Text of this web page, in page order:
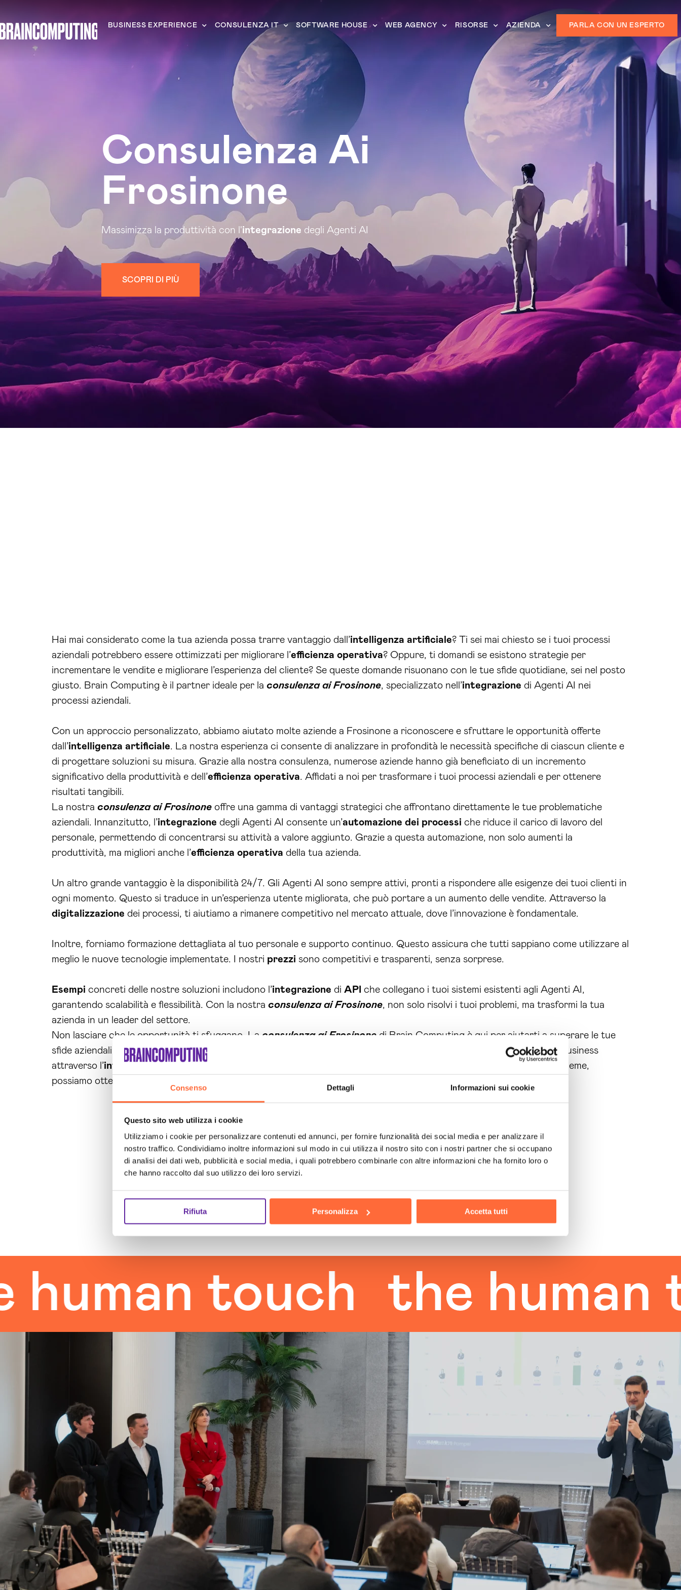
Consenso Dettagli Informazioni sui cookie
Questo sito web utilizza i cookie
Utilizziamo i cookie per personalizzare contenuti ed annunci, per fornire funzionalità dei social media e per analizzare il
nostro traffico. Condividiamo inoltre informazioni sul modo in cui utilizza il nostro sito con i nostri partner che si occupano
di analisi dei dati web, pubblicità e social media, i quali potrebbero combinarle con altre informazioni che ha fornito loro o
che hanno raccolto dal suo utilizzo dei loro servizi.
Rifiuta Personalizza Accetta tutti
BUSINESS EXPERIENCE CONSULENZA IT SOFTWARE HOUSE WEB AGENCY RISORSE AZIENDA PARLA CON UN ESPERTO
Consulenza Ai
Frosinone
Massimizza la produttività con l'integrazione degli Agenti AI
SCOPRI DI PIÙ
Hai mai considerato come la tua azienda possa trarre vantaggio dall’intelligenza artificiale? Ti sei mai chiesto se i tuoi processi
aziendali potrebbero essere ottimizzati per migliorare l’efficienza operativa? Oppure, ti domandi se esistono strategie per
incrementare le vendite e migliorare l’esperienza del cliente? Se queste domande risuonano con le tue sfide quotidiane, sei nel posto
giusto. Brain Computing è il partner ideale per la consulenza ai Frosinone, specializzato nell’integrazione di Agenti AI nei
processi aziendali.
Con un approccio personalizzato, abbiamo aiutato molte aziende a Frosinone a riconoscere e sfruttare le opportunità offerte
dall’intelligenza artificiale. La nostra esperienza ci consente di analizzare in profondità le necessità specifiche di ciascun cliente e
di progettare soluzioni su misura. Grazie alla nostra consulenza, numerose aziende hanno già beneficiato di un incremento
significativo della produttività e dell’efficienza operativa. Affidati a noi per trasformare i tuoi processi aziendali e per ottenere
risultati tangibili.
La nostra consulenza ai Frosinone offre una gamma di vantaggi strategici che affrontano direttamente le tue problematiche
aziendali. Innanzitutto, l’integrazione degli Agenti AI consente un’automazione dei processi che riduce il carico di lavoro del
personale, permettendo di concentrarsi su attività a valore aggiunto. Grazie a questa automazione, non solo aumenti la
produttività, ma migliori anche l’efficienza operativa della tua azienda.
Un altro grande vantaggio è la disponibilità 24/7. Gli Agenti AI sono sempre attivi, pronti a rispondere alle esigenze dei tuoi clienti in
ogni momento. Questo si traduce in un’esperienza utente migliorata, che può portare a un aumento delle vendite. Attraverso la
digitalizzazione dei processi, ti aiutiamo a rimanere competitivo nel mercato attuale, dove l’innovazione è fondamentale.
Inoltre, forniamo formazione dettagliata al tuo personale e supporto continuo. Questo assicura che tutti sappiano come utilizzare al
meglio le nuove tecnologie implementate. I nostri prezzi sono competitivi e trasparenti, senza sorprese.
Esempi concreti delle nostre soluzioni includono l’integrazione di API che collegano i tuoi sistemi esistenti agli Agenti AI,
garantendo scalabilità e flessibilità. Con la nostra consulenza ai Frosinone, non solo risolvi i tuoi problemi, ma trasformi la tua
azienda in un leader del settore.
Non lasciare che le opportunità ti sfuggano. La consulenza ai Frosinone di Brain Computing è qui per aiutarti a superare le tue
sfide aziendali. Contattaci oggi stesso per una consulenza personalizzata e scopri come possiamo trasformare il tuo business
attraverso l’intelligenza artificiale
. Non aspettare oltre; il futuro della tua azienda inizia ora, con noi al tuo fianco. Insieme,
possiamo ottenere risultati straordinari.
touch the human